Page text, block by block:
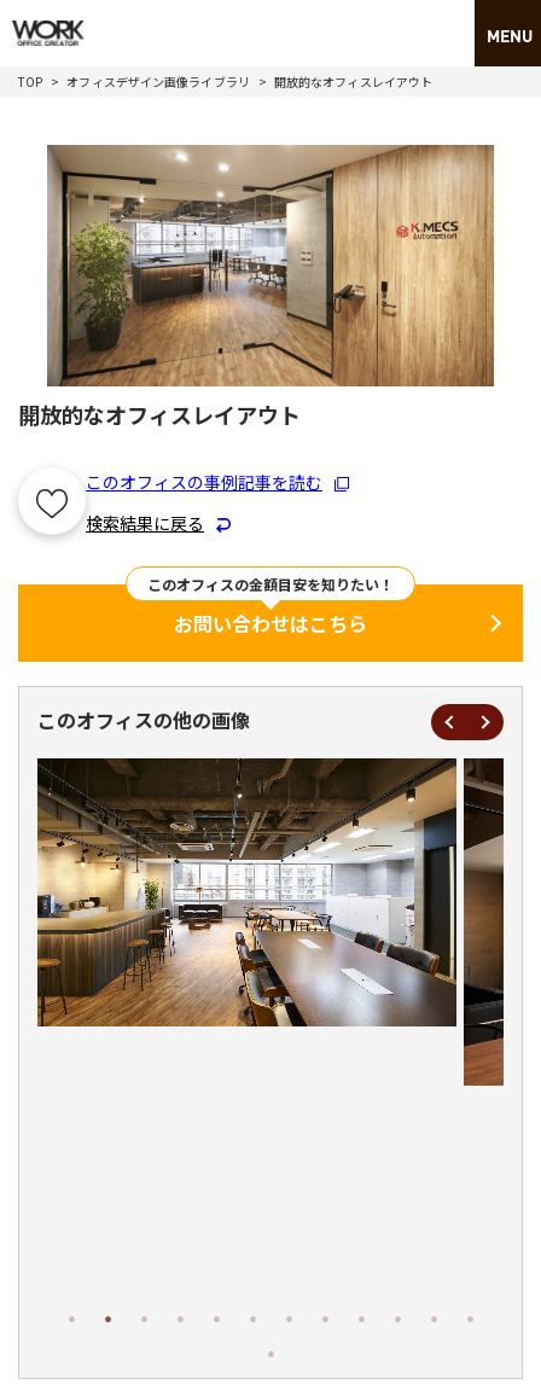
TOP オフィスデザイン画像ライブラリ 開放的なオフィスレイアウト
開放的なオフィスレイアウト
このオフィスの事例記事を読む
検索結果に戻る
このオフィスの金額目安を知りたい！
お問い合わせはこちら
このオフィスの他の画像